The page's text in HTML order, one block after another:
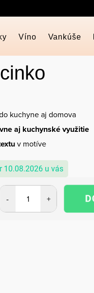
Víno Vankúše
kuchyne aj domova
aj kuchynské využitie
v motíve
10.08.2026